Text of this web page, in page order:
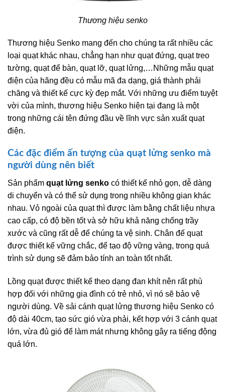
Thương hiệu senko
Thương hiệu Senko mang đến cho chúng ta rất nhiều các
loại quạt khác nhau, chẳng hạn như quạt đứng, quạt treo
tường, quạt để bàn, quạt lỡ, quạt lửng,…Những mẫu quạt
điện của hãng đều có mẫu mã đa dạng, giá thành phải
chăng và thiết kế cực kỳ đẹp mắt. Với những ưu điểm tuyệt
vời của mình, thương hiệu Senko hiện tại đang là một
trong những cái tên đứng đầu về lĩnh vực sản xuất quạt
điện.
Các đặc điểm ấn tượng của quạt lửng senko mà
người dùng nên biết
Sản phẩm quạt lửng senko có thiết kế nhỏ gọn, dễ dàng
di chuyển và có thể sử dụng trong nhiều không gian khác
nhau. Vỏ ngoài của quạt thì được làm bằng chất liệu nhựa
cao cấp, có độ bền tốt và sở hữu khả năng chống trầy
xước và cũng rất dễ để chúng ta vệ sinh. Chân đế quạt
được thiết kế vững chắc, để tạo độ vững vàng, trong quá
trình sử dụng sẽ đảm bảo tính an toàn tốt nhất.
Lồng quạt được thiết kế theo dạng đan khít nên rất phù
hợp đối với những gia đình có trẻ nhỏ, vì nó sẽ bảo vệ
người dùng. Về sải cánh quạt lửng thương hiệu Senko có
độ dài 40cm, tạo sức gió vừa phải, kết hợp với 3 cánh quạt
lớn, vừa đủ gió để làm mát nhưng không gây ra tiếng động
quá lớn.